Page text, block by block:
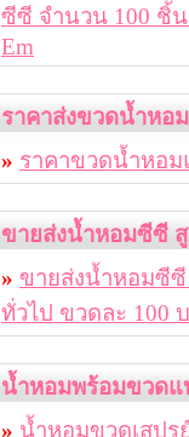
ซีซี จำนวน 100 ชิ้น
Em
ราคาส่งขวดน้ำหอ
» ราคาขวดน้ำหอ
ขายส่งน้ำหอมซีซี
» ขายส่งน้ำหอมซี
ทั่วไป ขวดละ 100
น้ำหอมพร้อมขวด
» น้ำหอมขวดเสปร